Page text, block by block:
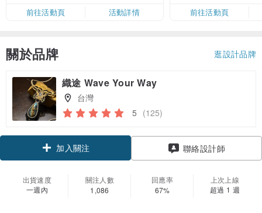
限，額滿即止，僅限「常用信用
卡」結帳）
前往活動頁 活動詳情
前往活動頁
關於品牌 逛設計品牌
織途 Wave Your Way
台灣
5 (125)
加入關注 聯絡設計師
出貨速度
一週內
關注人數
1,086
回應率
67%
上次上線
超過 1 週